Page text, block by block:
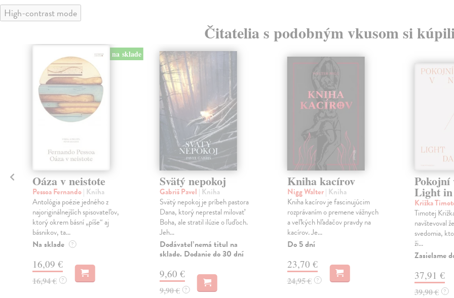
High-contrast mode
Čitatelia s podobným vkusom si
na sklade
Oáza v neistote
Pessoa Fernando| Kniha
Antológia poézie jedného z
najoriginálnejších spisovateľov,
ktorý okrem básní „píše“ aj
básnikov, ta...
Na sklade ?
16,09 €
16,94 € ?
Svätý nepokoj
Gabriš Pavel | Kniha
Svätý nepokoj je príbeh pastora
Dana, ktorý neprestal milovať
Boha, ale stratil ilúzie o ľuďoch.
Jeh...
Dodávateľ nemá titul na
sklade. Dodanie do 30 dní
9,60 €
9,90 € ?
Kniha kacírov
Nigg Walter| Kniha
Kniha kacírov je fascinujúcim
rozprávaním o premene vážnych
a veľkých hľadačov pravdy na
kacírov. Je...
Do 5 dní
23,70 €
24,95 € ?
Light
Križka
Timotej
navštevoval
svedomia,
ži...
Zasielame
37,91 €
39,90 € ?